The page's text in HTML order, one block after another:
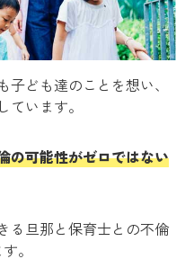
ども達のことを想い、
います。
の可能性がゼロではない
る旦那と保育士との不倫
。